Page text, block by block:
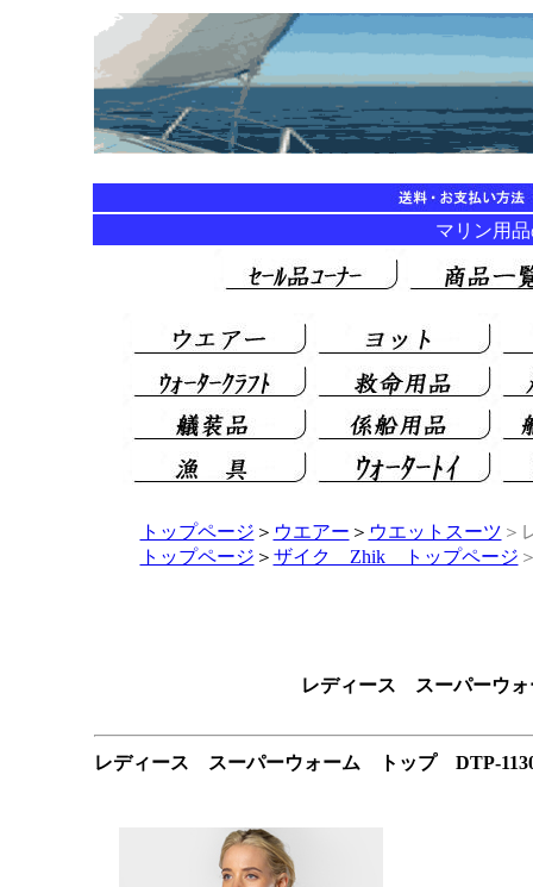
マリン用
トップページ ＞ ウエアー ＞ ウエットスーツ ＞
トップページ ＞ ザイク Zhik トップページ
レディース スーパー
レディース スーパーウォーム トップ DTP-